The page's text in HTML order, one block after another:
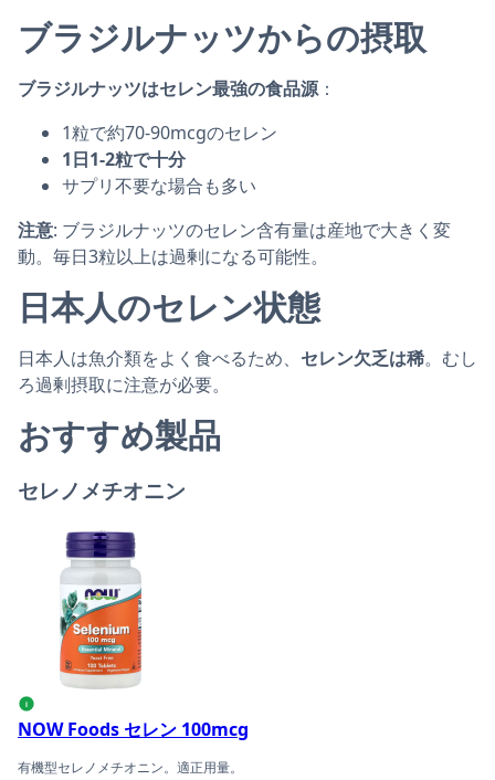
ブラジルナッツからの摂取
ブラジルナッツはセレン最強の食品源：
1粒で約70-90mcgのセレン
1日1-2粒で十分
サプリ不要な場合も多い
注意: ブラジルナッツのセレン含有量は産地で大きく変
動。毎日3粒以上は過剰になる可能性。
日本人のセレン状態
日本人は魚介類をよく食べるため、 セレン欠乏は稀。むし
ろ過剰摂取に注意が必要。
おすすめ製品
セレノメチオニン
NOW Foods セレン 100mcgの商品ページへ
i
NOW Foods セレン 100mcg
有機型セレノメチオニン。適正用量。